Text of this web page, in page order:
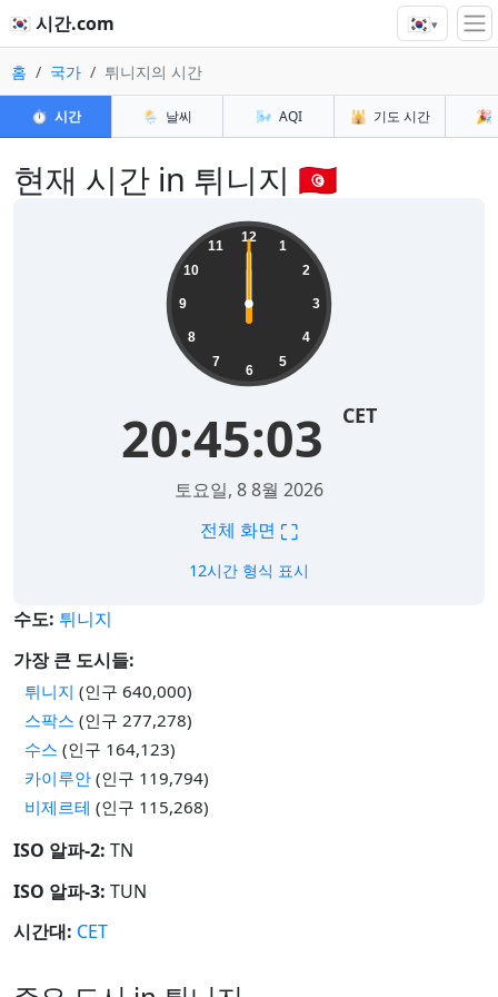
🇰🇷 시간.com 🇰🇷▾
홈 국가 튀니지의 시간
⏱️ 시간 🌦️ 날씨 🌬️ AQI 🕌 기도 시간 🎉
현재 시간 in 튀니지 🇹🇳
12
1
2
3
4
5
6
7
8
9
10
11
11:28:24 CET
2026년 8월 9일 일요일
전체 화면 ⛶
12시간 형식 표시
수도: 튀니지
가장 큰 도시들:
튀니지 (인구 640,000)
스팍스 (인구 277,278)
수스 (인구 164,123)
카이루안 (인구 119,794)
비제르테 (인구 115,268)
ISO 알파-2: TN
ISO 알파-3: TUN
시간대: CET